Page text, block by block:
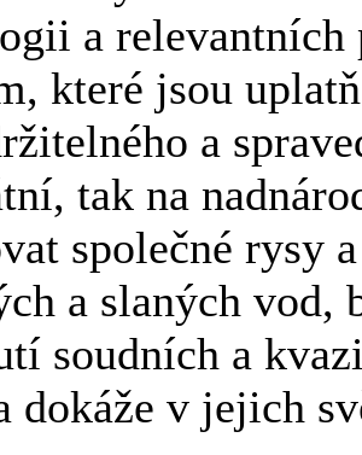
a relevantních
které jsou
a
tak na
společné rysy
a slaných vod,
soudních a
dokáže v jejich